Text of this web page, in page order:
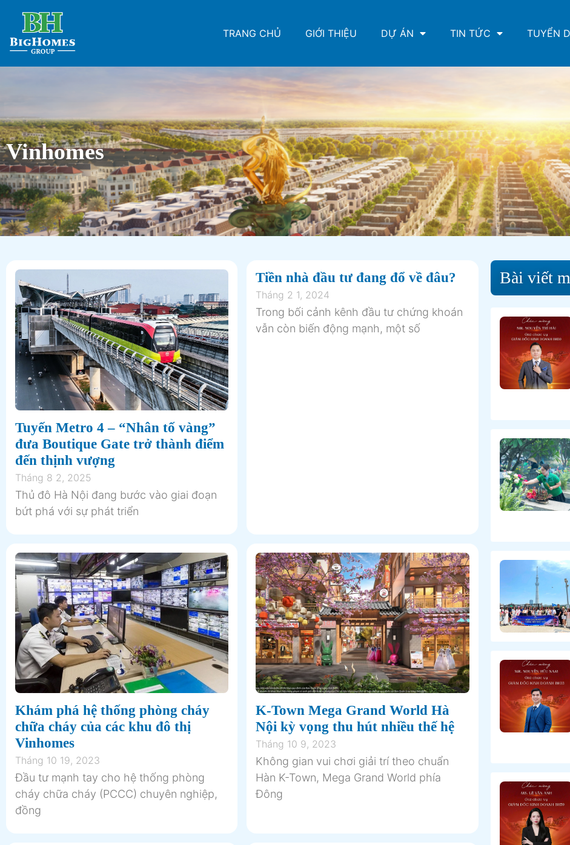
TRANG CHỦ GIỚI THIỆU DỰ ÁN TIN TỨC TUYỂN
Vinhomes
Tuyến Metro 4 – “Nhân tố vàng”
đưa Boutique Gate trở thành điểm
đến thịnh vượng
Tháng 8 2, 2025
Thủ đô Hà Nội đang bước vào giai đoạn
bứt phá với sự phát triển
Tiền nhà đầu tư đang đổ về đâu?
Tháng 2 1, 2024
Trong bối cảnh kênh đầu tư chứng khoán
vẫn còn biến động mạnh, một số
Khám phá hệ thống phòng cháy
chữa cháy của các khu đô thị
Vinhomes
Tháng 10 19, 2023
Đầu tư mạnh tay cho hệ thống phòng
cháy chữa cháy (PCCC) chuyên nghiệp,
đồng
K-Town Mega Grand World Hà
Nội kỳ vọng thu hút nhiều thế hệ
Tháng 10 9, 2023
Không gian vui chơi giải trí theo chuẩn
Hàn K-Town, Mega Grand World phía
Đông
Bài viết